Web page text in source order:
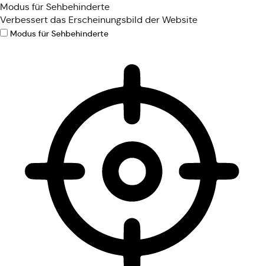
Modus für Sehbehinderte
Verbessert das Erscheinungsbild der Website
Modus für Sehbehinderte